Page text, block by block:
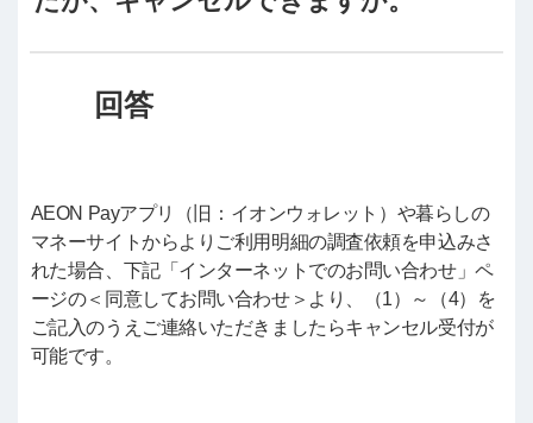
AEON Payアプリ（旧：イオンウォレット）や暮らしの
マネーサイトからよりご利用明細の調査依頼を申込みさ
れた場合、下記「インターネットでのお問い合わせ」ペ
ージの＜同意してお問い合わせ＞より、（1）～（4）を
ご記入のうえご連絡いただきましたらキャンセル受付が
可能です。